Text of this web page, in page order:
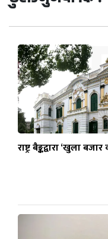
राष्ट्र बैङ्कद्वारा ‘खुला